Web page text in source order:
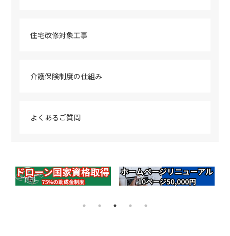
住宅改修対象工事
介護保険制度の仕組み
よくあるご質問